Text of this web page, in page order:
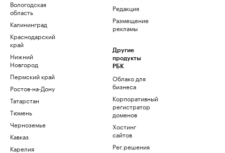
Вологодская
область
Калининград
Краснодарский
край
Нижний
Новгород
Пермский край
Ростов-на-Дону
Татарстан
Тюмень
Черноземье
Кавказ
Карелия
Редакция
Размещение
рекламы
Другие
продукты
РБК
Облако для
бизнеса
Корпоративный
регистратор
доменов
Хостинг
сайтов
Рег.решения